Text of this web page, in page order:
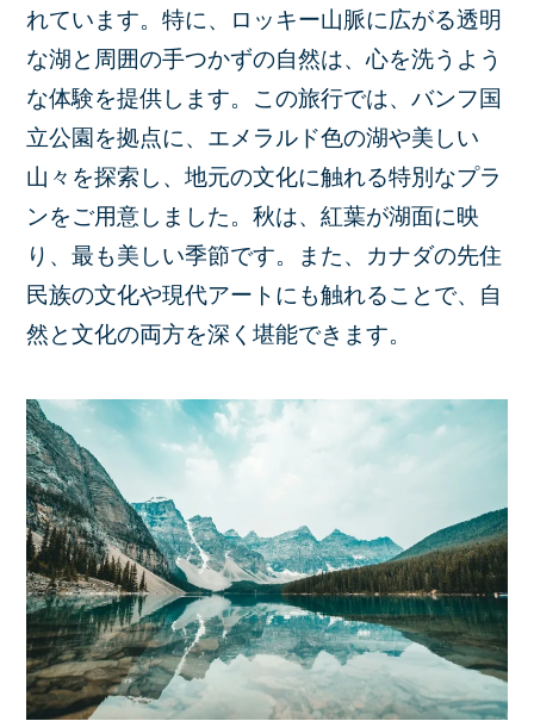
れています。特に、ロッキー山脈に広がる透明
な湖と周囲の手つかずの自然は、心を洗うよう
な体験を提供します。この旅行では、バンフ国
立公園を拠点に、エメラルド色の湖や美しい
山々を探索し、地元の文化に触れる特別なプラ
ンをご用意しました。秋は、紅葉が湖面に映
り、最も美しい季節です。また、カナダの先住
民族の文化や現代アートにも触れることで、自
然と文化の両方を深く堪能できます。